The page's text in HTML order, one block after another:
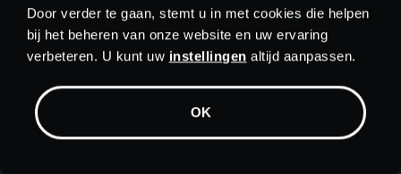
Door verder te gaan, stemt u in met cookies die helpen
bij het beheren van onze website en uw ervaring
verbeteren. U kunt uw instellingen altijd aanpassen.
OK
Apps voor:
Toevoegen$1.99/mnd Antivirus